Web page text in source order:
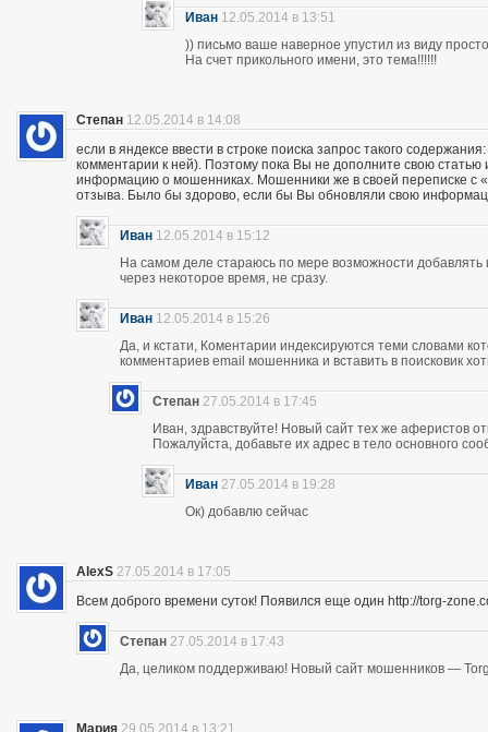
Иван 12.05.2014 в 13:51
)) письмо ваше наверное упустил из виду
На счет прикольного имени, это тема!!!!!!
Степан 12.05.2014 в 14:08
если в яндексе ввести в строке поиска запрос такого
комментарии к ней). Поэтому пока Вы не дополните свою
информацию о мошенниках. Мошенники же в своей переписке с
отзыва. Было бы здорово, если бы Вы обновляли свою
Иван 12.05.2014 в 15:12
На самом деле стараюсь по мере возможности
через некоторое время, не сразу.
Иван 12.05.2014 в 15:26
Да, и кстати, Коментарии индексируются теми словами
комментариев email мошенника и вставить в поисковик
Степан 27.05.2014 в 17:45
Иван, здравствуйте! Новый сайт тех же аферистов
Пожалуйста, добавьте их адрес в тело основного
Иван 27.05.2014 в 19:28
Ок) добавлю сейчас
AlexS 27.05.2014 в 17:05
Всем доброго времени суток! Появился еще один http://torg-
Степан 27.05.2014 в 17:43
Да, целиком поддерживаю! Новый сайт мошенников —
Мария 29.05.2014 в 13:21